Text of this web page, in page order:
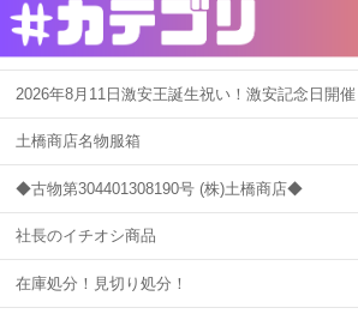
2026年8月11日激安王誕生祝い！激安記念日開催
土橋商店名物服箱
◆古物第304401308190号 (株)土橋商店◆
社長のイチオシ商品
在庫処分！見切り処分！